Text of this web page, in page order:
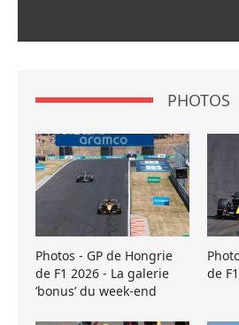
PHOTOS
Photos - GP de Hongrie
de F1 2026 - La galerie
’bonus’ du week-end
de